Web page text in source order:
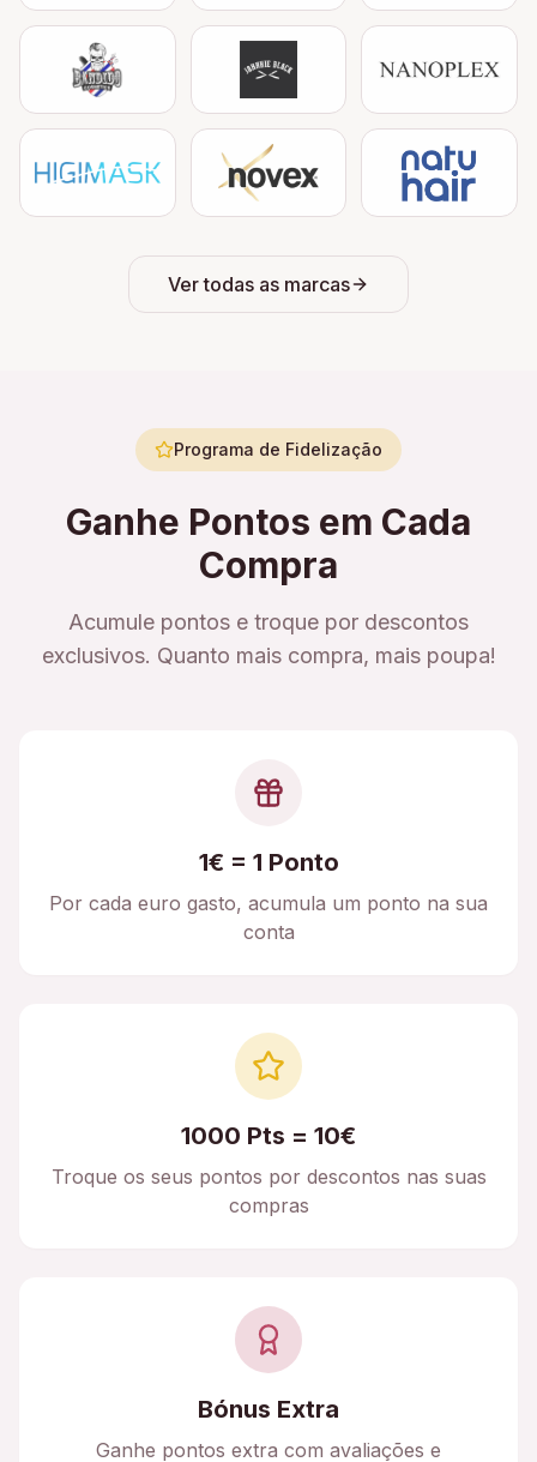
Ver todas as marcas
Programa de Fidelização
Ganhe Pontos em Cada
Compra
Acumule pontos e troque por descontos
exclusivos. Quanto mais compra, mais poupa!
1€ = 1 Ponto
Por cada euro gasto, acumula um ponto na sua
conta
1000 Pts = 10€
Troque os seus pontos por descontos nas suas
compras
Bónus Extra
Ganhe pontos extra com avaliações e